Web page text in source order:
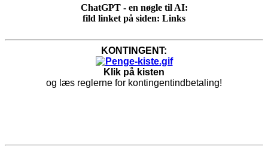
ChatGPT - en nøgle til AI:
fild linket på siden: Links
KONTINGENT:
Klik på kisten
og læs reglerne for kontingentindbetaling!